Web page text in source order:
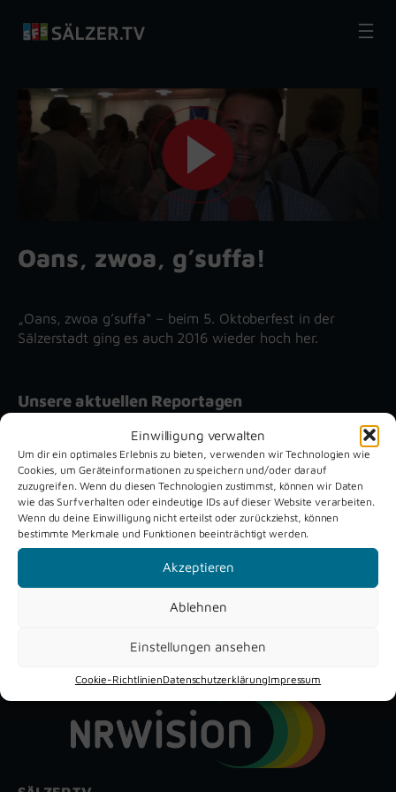
Einwilligung verwalten
Um dir ein optimales Erlebnis zu bieten, verwenden wir Technologien wie
Cookies, um Geräteinformationen zu speichern und/oder darauf
zuzugreifen. Wenn du diesen Technologien zustimmst, können wir Daten
wie das Surfverhalten oder eindeutige IDs auf dieser Website verarbeiten.
Wenn du deine Einwilligung nicht erteilst oder zurückziehst, können
bestimmte Merkmale und Funktionen beeinträchtigt werden.
Akzeptieren
Ablehnen
Einstellungen ansehen
Cookie-RichtlinienDatenschutzerklärungImpressum
Inhalt
springen
Oans, zwoa, g’suffa!
„Oans, zwoa g’suffa“ – beim 5. Oktoberfest in der
Sälzerstadt ging es auch 2016 wieder hoch her.
Unsere aktuellen Reportagen
Schützenfest
Verne 2026
Dreckburg
YouTube
Instagram
Facebook